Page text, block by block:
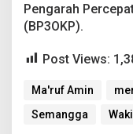
Pengarah
(BP3OKP).
Post Views:
Ma'ruf Amin
Semangga